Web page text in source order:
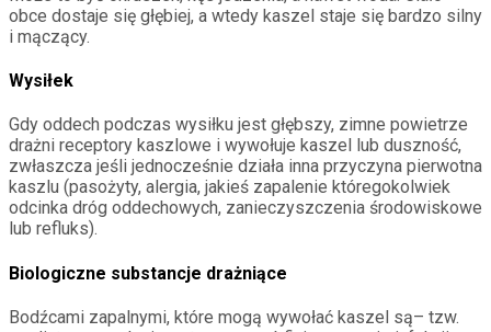
obce dostaje się głębiej, a wtedy kaszel staje się bardzo silny
i mączący.
Wysiłek
Gdy oddech podczas wysiłku jest głębszy, zimne powietrze
drażni receptory kaszlowe i wywołuje kaszel lub duszność,
zwłaszcza jeśli jednocześnie działa inna przyczyna pierwotna
kaszlu (pasożyty, alergia, jakieś zapalenie któregokolwiek
odcinka dróg oddechowych, zanieczyszczenia środowiskowe
lub refluks).
Biologiczne substancje drażniące
Bodźcami zapalnymi, które mogą wywołać kaszel są– tzw.